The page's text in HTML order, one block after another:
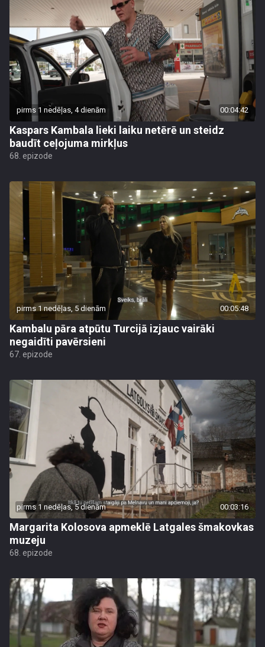
pirms 1 nedēļas, 4 dienām 00:04:42
Kaspars Kambala lieki laiku netērē un steidz
baudīt ceļojuma mirkļus
68. epizode
pirms 1 nedēļas, 5 dienām 00:05:48
Kambalu pāra atpūtu Turcijā izjauc vairāki
negaidīti pavērsieni
67. epizode
pirms 1 nedēļas, 5 dienām 00:03:16
Margarita Kolosova apmeklē Latgales šmakovkas
muzeju
68. epizode